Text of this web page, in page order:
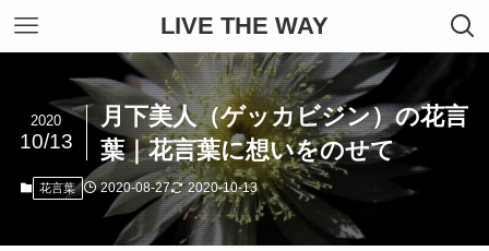
LIVE THE WAY
月下美人（ゲッカビジン）の花言
葉｜花言葉に想いをのせて
2020
10/13
花言葉 2020-08-27 2020-10-13